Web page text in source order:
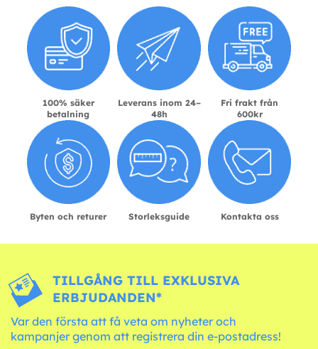
100% säker
betalning
Leverans inom 24–
48h
Fri frakt från
600kr
Byten och returer Storleksguide Kontakta oss
TILLGÅNG TILL EXKLUSIVA
ERBJUDANDEN*
Var den första att få veta om nyheter och
kampanjer genom att registrera din e-postadress!